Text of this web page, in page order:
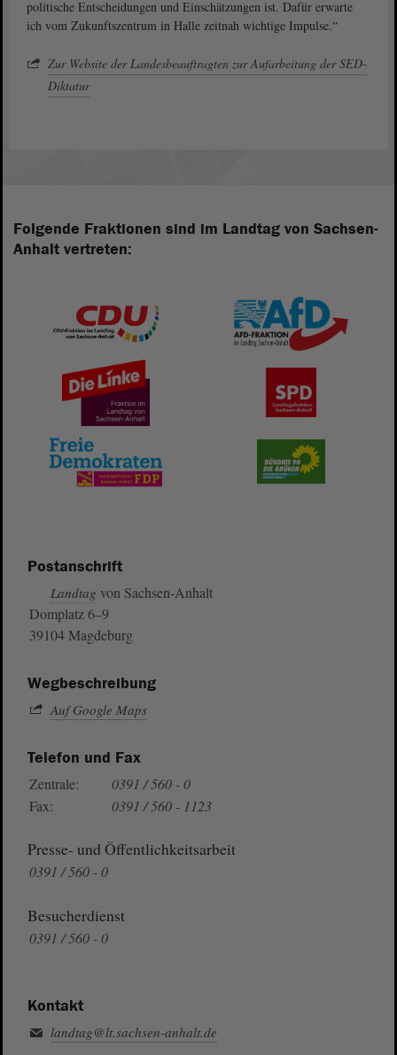
politische Entscheidungen und Einschätzungen ist. Dafür erwarte
ich vom Zukunftszentrum in Halle zeitnah wichtige Impulse.“
Zur Website der Landesbeauftragten zur Aufarbeitung der SED-
Diktatur
Folgende Fraktionen sind im Landtag von Sachsen-
Anhalt vertreten:
Postanschrift
Landtag von Sachsen-Anhalt
Domplatz 6–9
39104 Magdeburg
Wegbeschreibung
Auf Google Maps
Telefon und Fax
Zentrale:
0391 / 560 - 0
Fax:
0391 / 560 - 1123
Presse- und Öffentlichkeitsarbeit
0391 / 560 - 0
Besucherdienst
0391 / 560 - 0
Kontakt
landtag@lt.sachsen-anhalt.de